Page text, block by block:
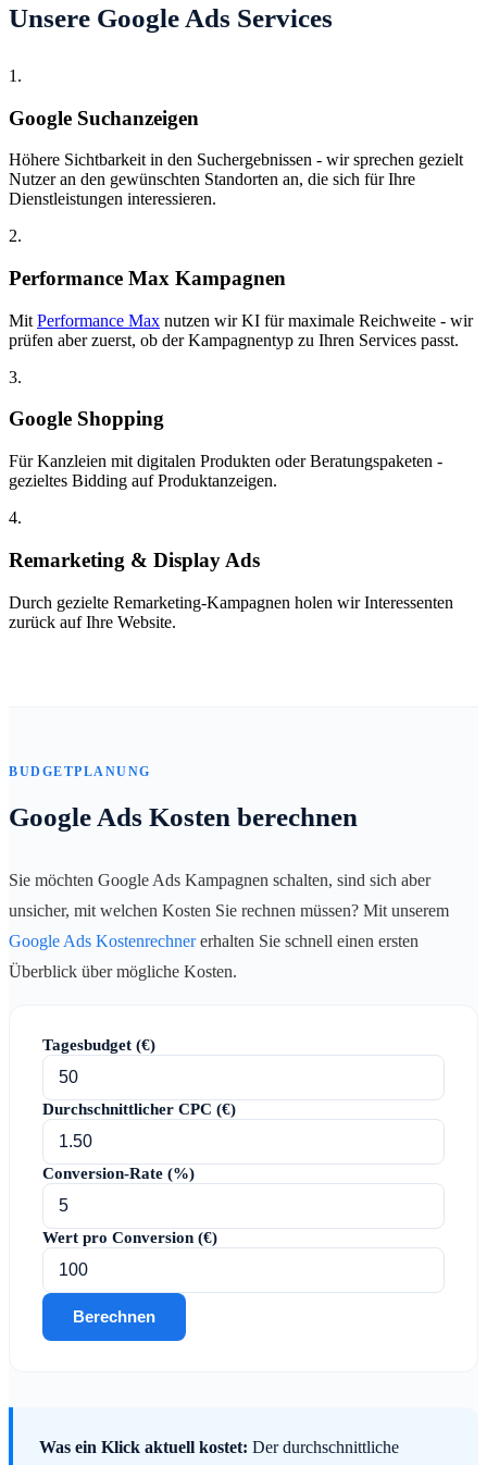
Unsere Google Ads Services
1.
Google Suchanzeigen
Höhere Sichtbarkeit in den Suchergebnissen - wir sprechen gezielt
Nutzer an den gewünschten Standorten an, die sich für Ihre
Dienstleistungen interessieren.
2.
Performance Max Kampagnen
Mit Performance Max nutzen wir KI für maximale Reichweite - wir
prüfen aber zuerst, ob der Kampagnentyp zu Ihren Services passt.
3.
Google Shopping
Für Kanzleien mit digitalen Produkten oder Beratungspaketen -
gezieltes Bidding auf Produktanzeigen.
4.
Remarketing & Display Ads
Durch gezielte Remarketing-Kampagnen holen wir Interessenten
zurück auf Ihre Website.
BUDGETPLANUNG
Google Ads Kosten berechnen
Sie möchten Google Ads Kampagnen schalten, sind sich aber
unsicher, mit welchen Kosten Sie rechnen müssen? Mit unserem
Google Ads Kostenrechnererhalten Sie schnell einen ersten
Überblick über mögliche Kosten.
Tagesbudget (€)
Durchschnittlicher CPC (€)
Conversion-Rate (%)
Wert pro Conversion (€)
Berechnen
Was ein Klick aktuell kostet: Der durchschnittliche